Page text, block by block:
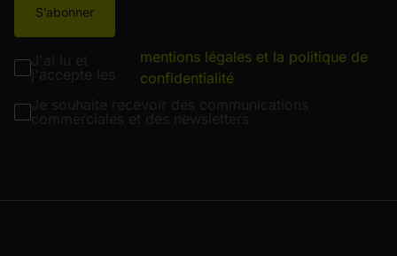
S’abonner
mentions légales et la politique de
confidentialité